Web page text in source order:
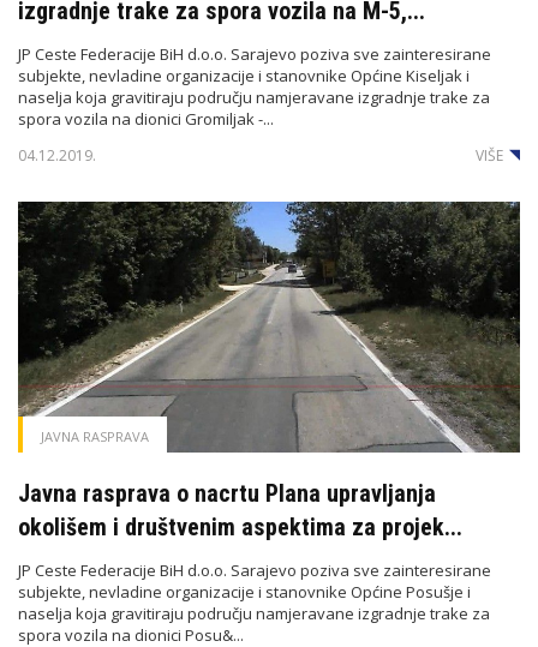
izgradnje trake za spora vozila na M-5,...
JP Ceste Federacije BiH d.o.o. Sarajevo poziva sve zainteresirane
subjekte, nevladine organizacije i stanovnike Općine Kiseljak i
naselja koja gravitiraju području namjeravane izgradnje trake za
spora vozila na dionici Gromiljak -...
04.12.2019. VIŠE
JAVNA RASPRAVA
Javna rasprava o nacrtu Plana upravljanja
okolišem i društvenim aspektima za projek...
JP Ceste Federacije BiH d.o.o. Sarajevo poziva sve zainteresirane
subjekte, nevladine organizacije i stanovnike Općine Posušje i
naselja koja gravitiraju području namjeravane izgradnje trake za
spora vozila na dionici Posu&...